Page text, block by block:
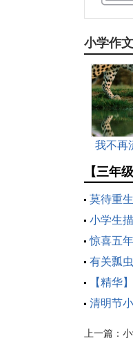
小学作
我不再
【三年
莫待重
小学生
惊喜五
有关瓢
【精华
清明节
上一篇：